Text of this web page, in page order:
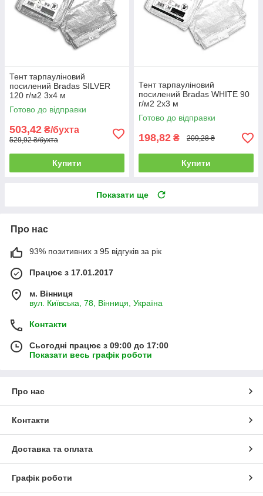
Тент тарпауліновий
посилений Bradas SILVER
120 г/м2 3x4 м
Готово до відправки
503,42 ₴/бухта
529,92 ₴/бухта
Купити
Тент тарпауліновий
посилений Bradas WHITE 90
г/м2 2х3 м
Готово до відправки
198,82 ₴ 209,28 ₴
Купити
Показати ще
Про нас
93% позитивних з 95 відгуків за рік
Працює з 17.01.2017
м. Вінниця
вул. Київська, 78, Вінниця, Україна
Контакти
Сьогодні працює з 09:00 до 17:00
Показати весь графік роботи
Про нас
Контакти
Доставка та оплата
Графік роботи